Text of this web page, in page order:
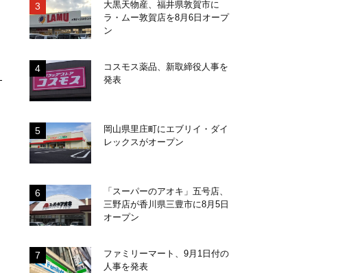
大黒天物産、福井県敦賀市に
ラ・ムー敦賀店を8月6日オープ
ン
コスモス薬品、新取締役人事を
発表
岡山県里庄町にエブリイ・ダイ
レックスがオープン
「スーパーのアオキ」五号店、
三野店が香川県三豊市に8月5日
オープン
ファミリーマート、9月1日付の
人事を発表